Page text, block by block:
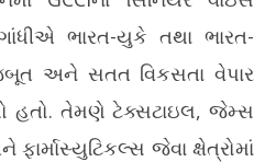
ભારત-યુકે તથા ભારત-
અને સતત વિકસતા વેપાર
હતો. તેમણે ટેક્સટાઇલ, જેમ્સ
જેવા ક્ષેત્રોમાં